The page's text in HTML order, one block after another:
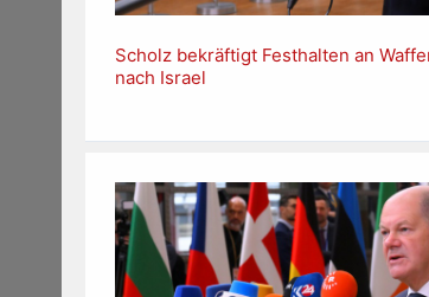
Scholz bekräftigt Festhalten an
nach Israel